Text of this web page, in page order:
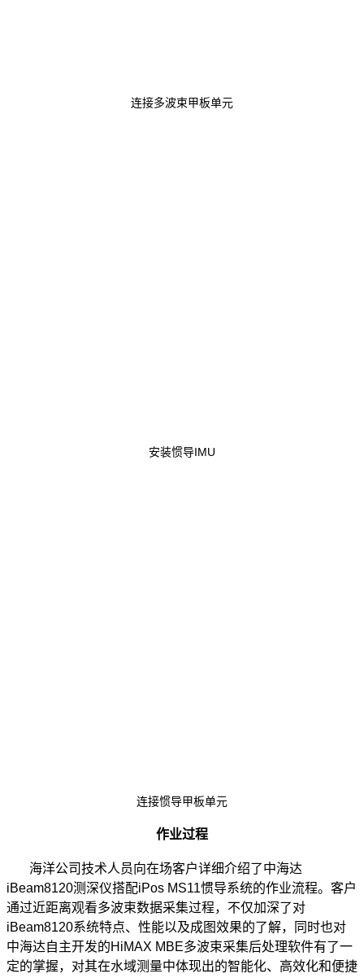
连接多波束甲板单元
安装惯导IMU
连接惯导甲板单元
作业过程
海洋公司技术人员向在场客户详细介绍了中海达
iBeam8120测深仪搭配iPos MS11惯导系统的作业流程。客户
通过近距离观看多波束数据采集过程，不仅加深了对
iBeam8120系统特点、性能以及成图效果的了解，同时也对
中海达自主开发的HiMAX MBE多波束采集后处理软件有了一
定的掌握，对其在水域测量中体现出的智能化、高效化和便捷